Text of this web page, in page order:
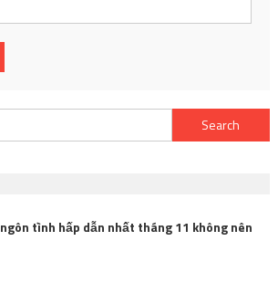
Search
for:
tình hấp dẫn nhất tháng 11 không nên